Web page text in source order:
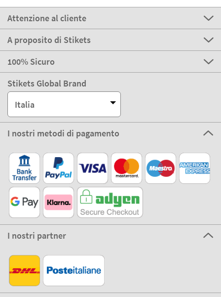
Attenzione al cliente
A proposito di Stikets
100% Sicuro
Stikets Global Brand
Italia
I nostri metodi di pagamento
I nostri partner